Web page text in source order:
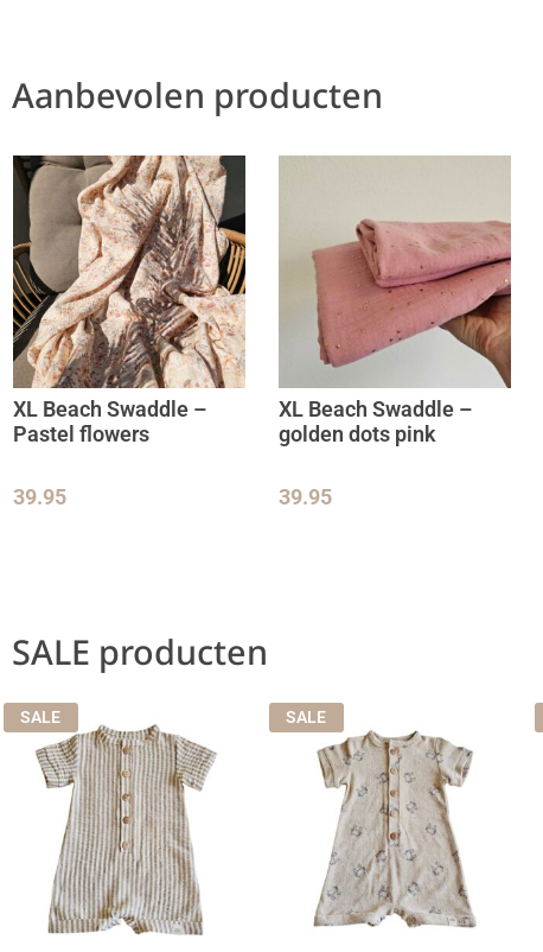
Aanbevolen producten
XL Beach Swaddle –
Pastel flowers
39.95
XL Beach Swaddle –
golden dots pink
39.95
SALE producten
SALE SALE